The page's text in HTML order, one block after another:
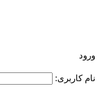
ورود
نام کاربری: